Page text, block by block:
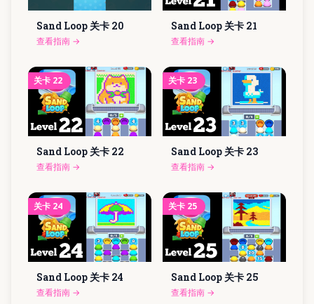
Sand Loop 关卡 20
查看指南 →
Sand Loop 关卡 21
查看指南 →
关卡 22
Sand Loop 关卡 22
查看指南 →
关卡 23
Sand Loop 关卡 23
查看指南 →
关卡 24
Sand Loop 关卡 24
查看指南 →
关卡 25
Sand Loop 关卡 25
查看指南 →